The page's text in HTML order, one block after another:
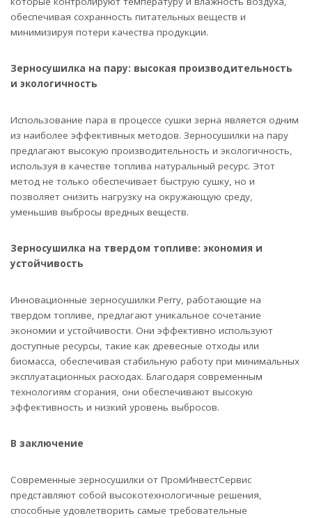
обеспечивая сохранность питательных веществ и
минимизируя потери качества продукции.
Зерносушилка на пару: высокая производительность
и экологичность
Использование пара в процессе сушки зерна является одним
из наиболее эффективных методов. Зерносушилки на пару
предлагают высокую производительность и экологичность,
используя в качестве топлива натуральный ресурс. Этот
метод не только обеспечивает быструю сушку, но и
позволяет снизить нагрузку на окружающую среду,
уменьшив выбросы вредных веществ.
Зерносушилка на твердом топливе: экономия и
устойчивость
Инновационные зерносушилки Perry, работающие на
твердом топливе, предлагают уникальное сочетание
экономии и устойчивости. Они эффективно используют
доступные ресурсы, такие как древесные отходы или
биомасса, обеспечивая стабильную работу при минимальных
эксплуатационных расходах. Благодаря современным
технологиям сгорания, они обеспечивают высокую
эффективность и низкий уровень выбросов.
В заключение
Современные зерносушилки от ПромИнвестСервис
представляют собой высокотехнологичные решения,
способные удовлетворить самые требовательные